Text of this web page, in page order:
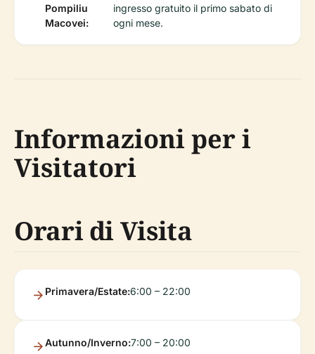
Pompiliu
Macovei:
ingresso gratuito il primo sabato di
ogni mese.
Informazioni per i
Visitatori
Orari di Visita
Primavera/Estate:6:00 – 22:00
Autunno/Inverno:7:00 – 20:00